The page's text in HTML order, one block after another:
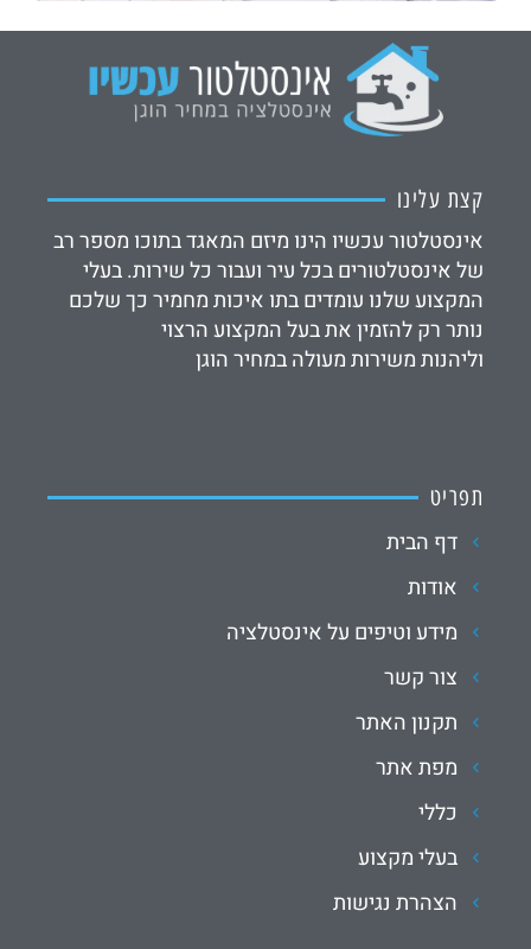
קצת עלינו
אינסטלטור עכשיו הינו מיזם המאגד בתוכו מספר רב
של אינסטלטורים בכל עיר ועבור כל שירות. בעלי
המקצוע שלנו עומדים בתו איכות מחמיר כך שלכם
נותר רק להזמין את בעל המקצוע הרצוי
וליהנות משירות מעולה במחיר הוגן
תפריט
דף הבית
אודות
מידע וטיפים על אינסטלציה
צור קשר
תקנון האתר
מפת אתר
כללי
בעלי מקצוע
הצהרת נגישות